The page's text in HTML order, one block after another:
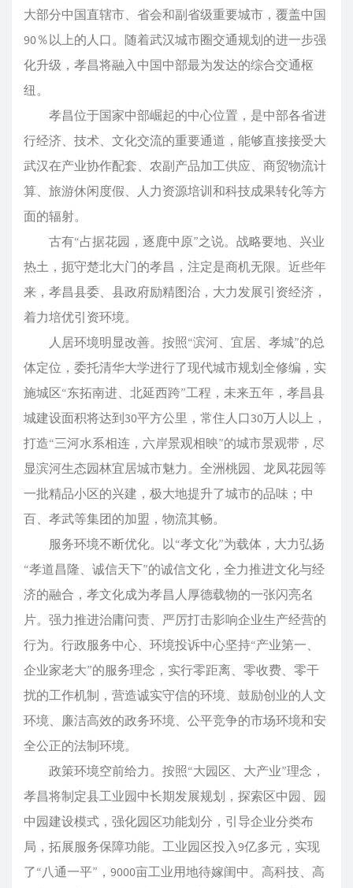
大部分中国直辖市、省会和副省级重要城市，覆盖中国
90％以上的人口。随着武汉城市圈交通规划的进一步强
化升级，孝昌将融入中国中部最为发达的综合交通枢
纽。
孝昌位于国家中部崛起的中心位置，是中部各省进
行经济、技术、文化交流的重要通道，能够直接接受大
武汉在产业协作配套、农副产品加工供应、商贸物流计
算、旅游休闲度假、人力资源培训和科技成果转化等方
面的辐射。
古有“占据花园，逐鹿中原”之说。战略要地、兴业
热土，扼守楚北大门的孝昌，注定是商机无限。近些年
来，孝昌县委、县政府励精图治，大力发展引资经济，
着力培优引资环境。
人居环境明显改善。按照“滨河、宜居、孝城”的总
体定位，委托清华大学进行了现代城市规划全修编，实
施城区“东拓南进、北延西跨”工程，未来五年，孝昌县
城建设面积将达到30平方公里，常住人口30万人以上，
打造“三河水系相连，六岸景观相映”的城市景观带，尽
显滨河生态园林宜居城市魅力。全洲桃园、龙凤花园等
一批精品小区的兴建，极大地提升了城市的品味；中
百、孝武等集团的加盟，物流其畅。
服务环境不断优化。以“孝文化”为载体，大力弘扬
“孝道昌隆、诚信天下”的诚信文化，全力推进文化与经
济的融合，孝文化成为孝昌人厚德载物的一张闪亮名
片。强力推进治庸问责、严厉打击影响企业生产经营的
行为。行政服务中心、环境投诉中心坚持“产业第一、
企业家老大”的服务理念，实行零距离、零收费、零干
扰的工作机制，营造诚实守信的环境、鼓励创业的人文
环境、廉洁高效的政务环境、公平竞争的市场环境和安
全公正的法制环境。
政策环境空前给力。按照“大园区、大产业”理念，
孝昌将制定县工业园中长期发展规划，探索区中园、园
中园建设模式，强化园区功能划分，引导企业分类布
局，拓展服务保障功能。工业园区投入9亿多元，实现
了“八通一平”，9000亩工业用地待嫁闺中。高科技、高